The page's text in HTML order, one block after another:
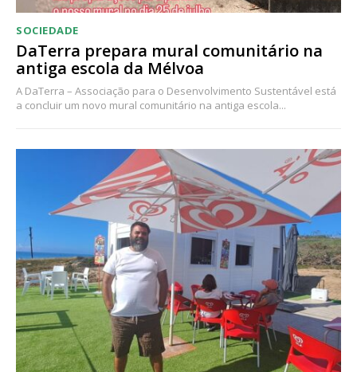
SOCIEDADE
DaTerra prepara mural comunitário na
antiga escola da Mélvoa
A DaTerra – Associação para o Desenvolvimento Sustentável está
a concluir um novo mural comunitário na antiga escola...